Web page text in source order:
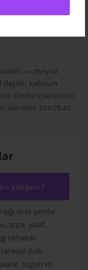
— meyvə
kalsium
Gəmiricilərinizin
əlavələr Zoo28.az-
yaxşıdır?
əsas yemlər
arpa, yulaf,
olmalıdır.
(kök,
soğan və